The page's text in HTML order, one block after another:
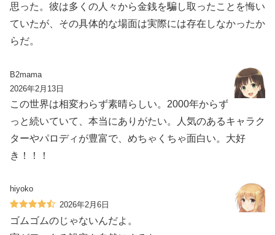
思った。彼は多くの人々から金銭を騙し取ったことを悔い
ていたが、その具体的な場面は実際には存在しなかったか
らだ。
B2mama
2026年2月13日
この世界は相変わらず素晴らしい。2000年からず
っと続いていて、本当にありがたい。人気のあるキャラク
ターやパロディが豊富で、めちゃくちゃ面白い。大好
き！！！
hiyoko
2026年2月6日
ゴムゴムのじゃないんだよ。